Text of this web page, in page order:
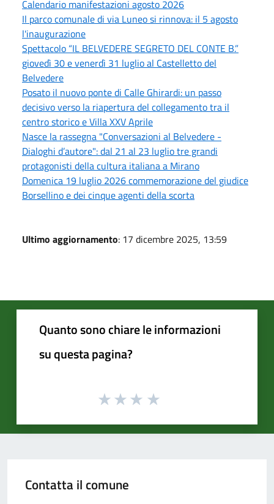
Calendario manifestazioni agosto 2026
Il parco comunale di via Luneo si rinnova: il 5 agosto
l'inaugurazione
Spettacolo “IL BELVEDERE SEGRETO DEL CONTE B.”
giovedì 30 e venerdì 31 luglio al Castelletto del
Belvedere
Posato il nuovo ponte di Calle Ghirardi: un passo
decisivo verso la riapertura del collegamento tra il
centro storico e Villa XXV Aprile
Nasce la rassegna "Conversazioni al Belvedere -
Dialoghi d’autore": dal 21 al 23 luglio tre grandi
protagonisti della cultura italiana a Mirano
Domenica 19 luglio 2026 commemorazione del giudice
Borsellino e dei cinque agenti della scorta
Ultimo aggiornamento: 17 dicembre 2025, 13:59
Quanto sono chiare le informazioni
su questa pagina?
Contatta il comune